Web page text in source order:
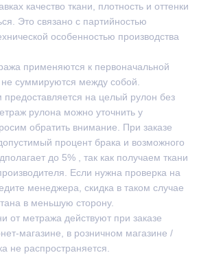
качество ткани, плотность и оттенки
Это связано с партийностью
особенностью производства
применяются к первоначальной
суммируются между собой.
предоставляется на целый рулон без
рулона можно уточнить у
обратить внимание. При заказе
процент брака и возможного
до 5% , так как получаем ткани
Если нужна проверка на
менеджера, скидка в таком случае
в меньшую сторону.
от метража действуют при заказе
магазине, в розничном магазине /
не распространяется.